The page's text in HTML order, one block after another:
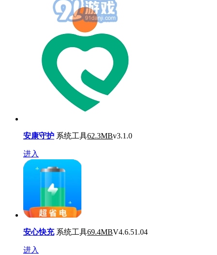
安康守护 系统工具62.3MBv3.1.0
进入
安心快充 系统工具69.4MBV4.6.51.04
进入